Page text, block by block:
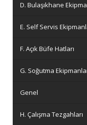
D. Bulaşıkhane
E. Self Servis
F. Açık Büfe Hatları
G. Soğutma
Genel
H. Çalışma Tezgahları